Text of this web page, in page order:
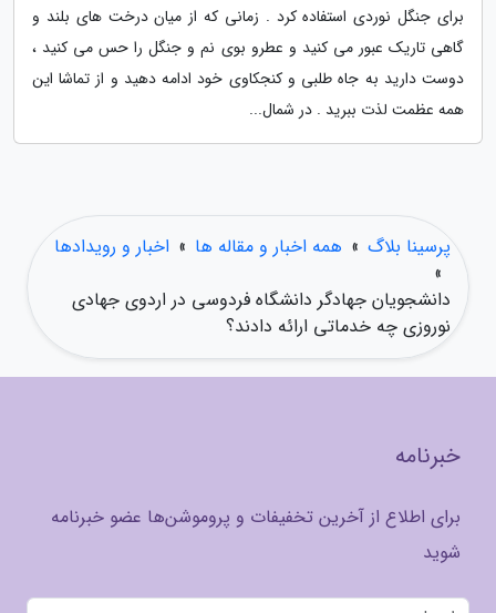
برای جنگل نوردی استفاده کرد . زمانی که از میان درخت های بلند و
گاهی تاریک عبور می کنید و عطرو بوی نم و جنگل را حس می کنید ،
دوست دارید به جاه طلبی و کنجکاوی خود ادامه دهید و از تماشا این
همه عظمت لذت ببرید . در شمال...
پرسینا بلاگ » همه اخبار و مقاله ها » اخبار و رویدادها
»
دانشجویان جهادگر دانشگاه فردوسی در اردوی جهادی
نوروزی چه خدماتی ارائه دادند؟
خبرنامه
برای اطلاع از آخرین تخفیفات و پروموشن‌ها عضو خبرنامه
شوید